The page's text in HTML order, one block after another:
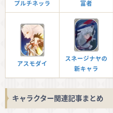
プルチネッラ 富者
アスモダイ
スネージナヤの
新キャラ
キャラクター関連記事まとめ